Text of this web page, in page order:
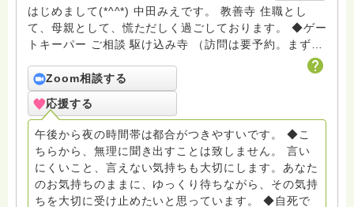
はじめまして(*^^*) 中田みえです。 教善寺 住職とし
て、母親として、慌ただしく過ごしております。 ◆ゲー
トキーパー ご相談 駆け込み寺 （訪問は要予約。まずは
ターミナルケア、看取り、グリーフケア、希死念慮、自
死、産前産後うつ、育児、DV、デートDV、トラウマ、
PTSD、傾聴トレーナー、手話、要約筆記、行政相談
員、女性支援員、小学校 中学校支援員としても、ケア
サポートをしています。 ◆一般社団法人『グリーフケア
ともしび』理事長 【ともしび遺族会】運営 毎月 第１
金・昼夜2回開催（大阪駅前第3ビル） 14：00〜，18：
00〜 お問い合わせ申込⬇️こちらから
Zoom相談する
応援する
午後から夜の時間帯は都合がつきやすいです。 ◆こ
ちらから、無理に聞き出すことは致しません。 言い
にくいこと、言えない気持ちも大切にします。あなた
のお気持ちのままに、ゆっくり待ちながら、その気持
ちを大切に受け止めたいと思っています。 ◆自死で